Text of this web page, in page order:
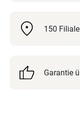
150
Garantie